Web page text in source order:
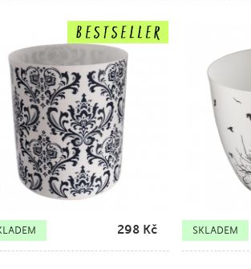
298 Kč SKLADEM